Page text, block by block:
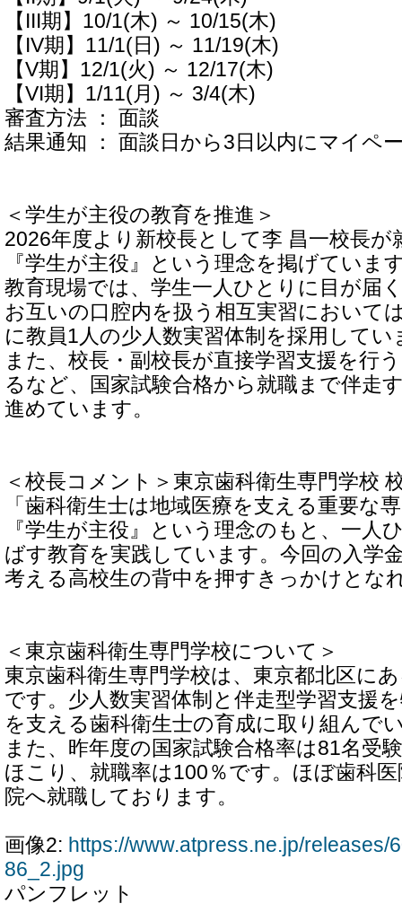
【III期】10/1(木) ～ 10/15(木)
【IV期】11/1(日) ～ 11/19(木)
【V期】12/1(火) ～ 12/17(木)
【VI期】1/11(月) ～ 3/4(木)
審査方法 ： 面談
結果通知 ： 面談日から3日以内にマイペ
＜学生が主役の教育を推進＞
2026年度より新校長として李 昌一校長が
『学生が主役』という理念を掲げていま
教育現場では、学生一人ひとりに目が届
お互いの口腔内を扱う相互実習において
に教員1人の少人数実習体制を採用してい
また、校長・副校長が直接学習支援を行
るなど、国家試験合格から就職まで伴走
進めています。
＜校長コメント＞東京歯科衛生専門学校
「歯科衛生士は地域医療を支える重要な
『学生が主役』という理念のもと、一人
ばす教育を実践しています。今回の入学
考える高校生の背中を押すきっかけとな
＜東京歯科衛生専門学校について＞
東京歯科衛生専門学校は、東京都北区に
です。少人数実習体制と伴走型学習支援
を支える歯科衛生士の育成に取り組んで
また、昨年度の国家試験合格率は81名受
ほこり、就職率は100％です。ほぼ歯科
院へ就職しております。
画像2: https://www.atpress.ne.jp/releases/
86_2.jpg
パンフレット